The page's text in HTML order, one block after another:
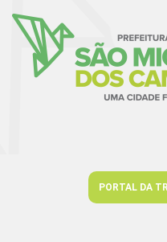
PORTAL DA